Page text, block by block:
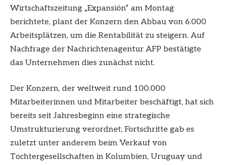
Wirtschaftszeitung „Expansión“ am Montag
berichtete, plant der Konzern den Abbau von 6.000
Arbeitsplätzen, um die Rentabilität zu steigern. Auf
Nachfrage der Nachrichtenagentur AFP bestätigte
das Unternehmen dies zunächst nicht.
Der Konzern, der weltweit rund 100.000
Mitarbeiterinnen und Mitarbeiter beschäftigt, hat sich
bereits seit Jahresbeginn eine strategische
Umstrukturierung verordnet, Fortschritte gab es
zuletzt unter anderem beim Verkauf von
Tochtergesellschaften in Kolumbien, Uruguay und